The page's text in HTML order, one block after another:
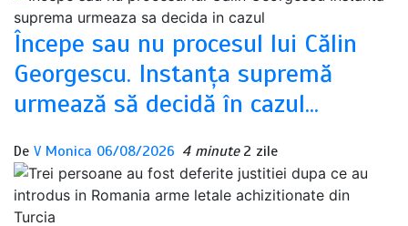
Începe sau nu procesul lui Călin
Georgescu. Instanța supremă
urmează să decidă în cazul…
De V Monica 06/08/2026 4 minute 2 zile